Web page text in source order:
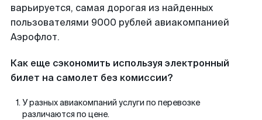
варьируется, самая дорогая из найденных
пользователями 9000 рублей авиакомпанией
Аэрофлот.
Как еще сэкономить используя электронный
билет на самолет без комиссии?
У разных авиакомпаний услуги по перевозке
различаются по цене.